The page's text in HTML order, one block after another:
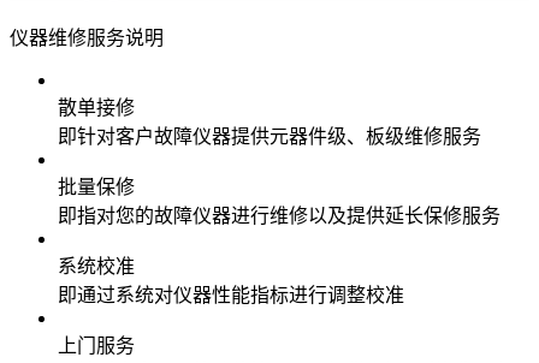
仪器维修服务说明
散单接修
即针对客户故障仪器提供元器件级、板级维修服务
批量保修
即指对您的故障仪器进行维修以及提供延长保修服务
系统校准
即通过系统对仪器性能指标进行调整校准
上门服务